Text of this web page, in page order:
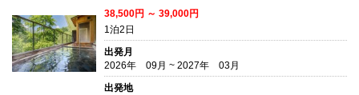
38,500円 ～ 39,000円
1泊2日
出発月
2026年 09月 ~ 2027年 03月
出発地